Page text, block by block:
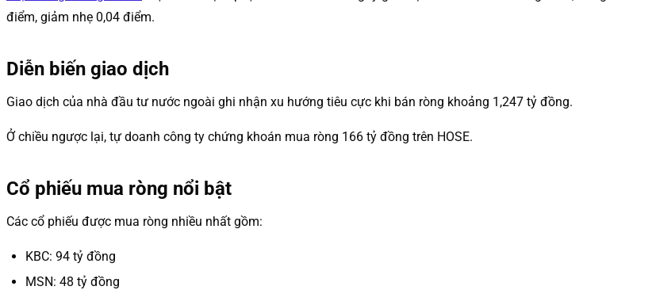
điểm, giảm nhẹ 0,04 điểm.
Diễn biến giao dịch
Giao dịch của nhà đầu tư nước ngoài ghi nhận xu hướng tiêu cực khi bán ròng khoảng 1,247 tỷ đồng.
Ở chiều ngược lại, tự doanh công ty chứng khoán mua ròng 166 tỷ đồng trên HOSE.
Cổ phiếu mua ròng nổi bật
Các cổ phiếu được mua ròng nhiều nhất gồm:
KBC: 94 tỷ đồng
MSN: 48 tỷ đồng